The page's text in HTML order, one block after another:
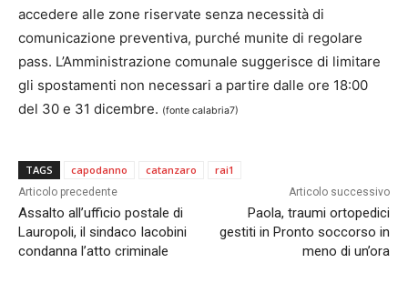
accedere alle zone riservate senza necessità di
comunicazione preventiva, purché munite di regolare
pass. L’Amministrazione comunale suggerisce di limitare
gli spostamenti non necessari a partire dalle ore 18:00
del 30 e 31 dicembre. (fonte calabria7)
TAGS capodanno catanzaro rai1
Articolo precedente
Assalto all’ufficio postale di
Lauropoli, il sindaco Iacobini
condanna l’atto criminale
Articolo successivo
Paola, traumi ortopedici
gestiti in Pronto soccorso in
meno di un’ora